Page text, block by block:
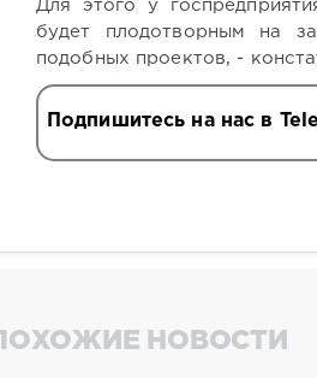
Для этого у
будет плодотворным на
подобных проектов, -
Подпишитесь на нас в
НОВОСТИ